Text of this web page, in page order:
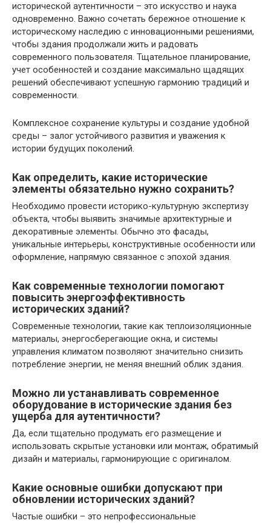
исторической аутентичности – это искусство и наука
одновременно. Важно сочетать бережное отношение к
историческому наследию с инновационными решениями,
чтобы здания продолжали жить и радовать
современного пользователя. Тщательное планирование,
учет особенностей и создание максимально щадящих
решений обеспечивают успешную гармонию традиций и
современности.
Комплексное сохранение культуры и создание удобной
среды – залог устойчивого развития и уважения к
истории будущих поколений.
Как определить, какие исторические
элементы обязательно нужно сохранить?
Необходимо провести историко-культурную экспертизу
объекта, чтобы выявить значимые архитектурные и
декоративные элементы. Обычно это фасады,
уникальные интерьеры, конструктивные особенности или
оформление, напрямую связанное с эпохой здания.
Как современные технологии помогают
повысить энергоэффективность
исторических зданий?
Современные технологии, такие как теплоизоляционные
материалы, энергосберегающие окна, и системы
управления климатом позволяют значительно снизить
потребление энергии, не меняя внешний облик здания.
Можно ли устанавливать современное
оборудование в исторические здания без
ущерба для аутентичности?
Да, если тщательно продумать его размещение и
использовать скрытые установки или монтаж, обратимый
дизайн и материалы, гармонирующие с оригиналом.
Какие основные ошибки допускают при
обновлении исторических зданий?
Частые ошибки – это непрофессиональные